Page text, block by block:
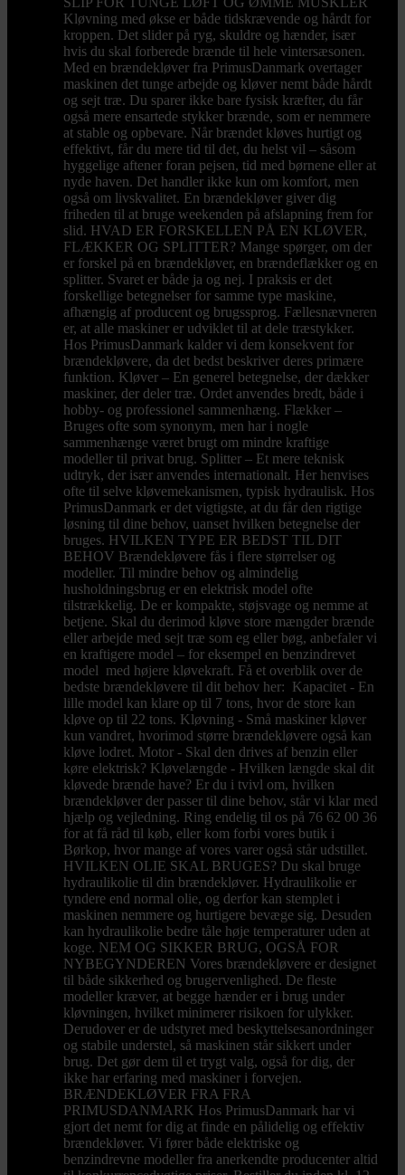
Kløvning med økse er både tidskrævende og hårdt for
kroppen. Det slider på ryg, skuldre og hænder, især
hvis du skal forberede brænde til hele vintersæsonen.
Med en brændekløver fra PrimusDanmark overtager
maskinen det tunge arbejde og kløver nemt både hårdt
og sejt træ. Du sparer ikke bare fysisk kræfter, du får
også mere ensartede stykker brænde, som er nemmere
at stable og opbevare. Når brændet kløves hurtigt og
effektivt, får du mere tid til det, du helst vil – såsom
hyggelige aftener foran pejsen, tid med børnene eller at
nyde haven. Det handler ikke kun om komfort, men
også om livskvalitet. En brændekløver giver dig
friheden til at bruge weekenden på afslapning frem for
slid. HVAD ER FORSKELLEN PÅ EN KLØVER,
FLÆKKER OG SPLITTER? Mange spørger, om der
er forskel på en brændekløver, en brændeflækker og en
splitter. Svaret er både ja og nej. I praksis er det
forskellige betegnelser for samme type maskine,
afhængig af producent og brugssprog. Fællesnævneren
er, at alle maskiner er udviklet til at dele træstykker.
Hos PrimusDanmark kalder vi dem konsekvent for
brændekløvere, da det bedst beskriver deres primære
funktion. Kløver – En generel betegnelse, der dækker
maskiner, der deler træ. Ordet anvendes bredt, både i
hobby- og professionel sammenhæng. Flækker –
Bruges ofte som synonym, men har i nogle
sammenhænge været brugt om mindre kraftige
modeller til privat brug. Splitter – Et mere teknisk
udtryk, der især anvendes internationalt. Her henvises
ofte til selve kløvemekanismen, typisk hydraulisk. Hos
PrimusDanmark er det vigtigste, at du får den rigtige
løsning til dine behov, uanset hvilken betegnelse der
bruges. HVILKEN TYPE ER BEDST TIL DIT
BEHOV Brændekløvere fås i flere størrelser og
modeller. Til mindre behov og almindelig
husholdningsbrug er en elektrisk model ofte
tilstrækkelig. De er kompakte, støjsvage og nemme at
betjene. Skal du derimod kløve store mængder brænde
eller arbejde med sejt træ som eg eller bøg, anbefaler vi
en kraftigere model – for eksempel en benzindrevet
model med højere kløvekraft. Få et overblik over de
bedste brændekløvere til dit behov her: Kapacitet - En
lille model kan klare op til 7 tons, hvor de store kan
kløve op til 22 tons. Kløvning - Små maskiner kløver
kun vandret, hvorimod større brændekløvere også kan
kløve lodret. Motor - Skal den drives af benzin eller
køre elektrisk? Kløvelængde - Hvilken længde skal dit
kløvede brænde have? Er du i tvivl om, hvilken
brændekløver der passer til dine behov, står vi klar med
hjælp og vejledning. Ring endelig til os på 76 62 00 36
for at få råd til køb, eller kom forbi vores butik i
Børkop, hvor mange af vores varer også står udstillet.
HVILKEN OLIE SKAL BRUGES? Du skal bruge
hydraulikolie til din brændekløver. Hydraulikolie er
tyndere end normal olie, og derfor kan stemplet i
maskinen nemmere og hurtigere bevæge sig. Desuden
kan hydraulikolie bedre tåle høje temperaturer uden at
koge. NEM OG SIKKER BRUG, OGSÅ FOR
NYBEGYNDEREN Vores brændekløvere er designet
til både sikkerhed og brugervenlighed. De fleste
modeller kræver, at begge hænder er i brug under
kløvningen, hvilket minimerer risikoen for ulykker.
Derudover er de udstyret med beskyttelsesanordninger
og stabile understel, så maskinen står sikkert under
brug. Det gør dem til et trygt valg, også for dig, der
ikke har erfaring med maskiner i forvejen.
BRÆNDEKLØVER FRA FRA
PRIMUSDANMARK Hos PrimusDanmark har vi
gjort det nemt for dig at finde en pålidelig og effektiv
brændekløver. Vi fører både elektriske og
benzindrevne modeller fra anerkendte producenter altid